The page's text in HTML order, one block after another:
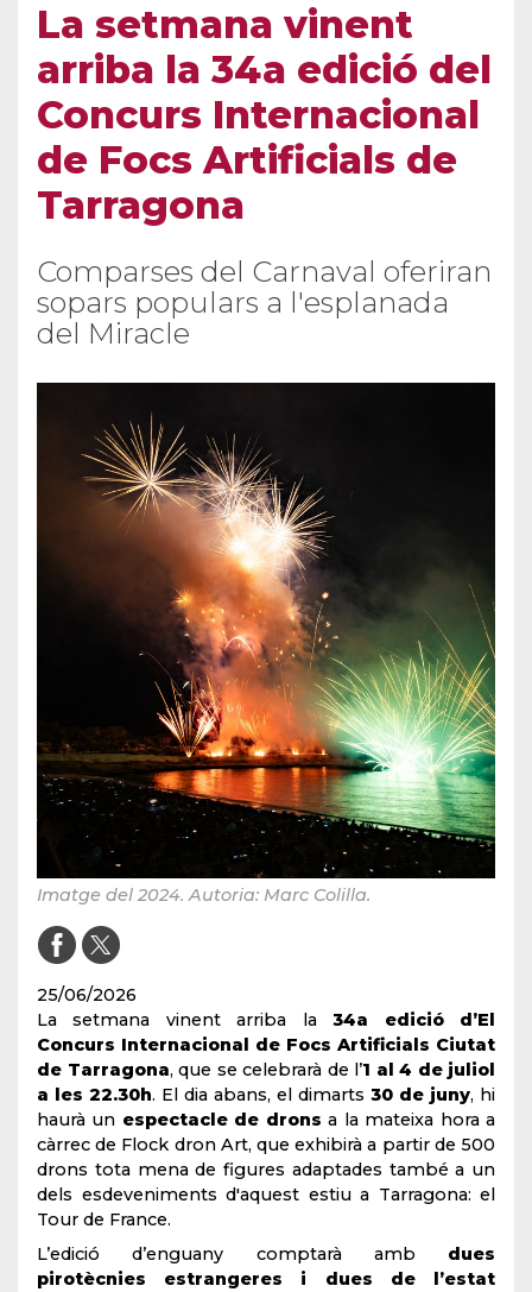
La setmana vinent
arriba la 34a edició del
Concurs Internacional
de Focs Artificials de
Tarragona
Comparses del Carnaval oferiran
sopars populars a l'esplanada
del Miracle
Imatge del 2024. Autoria: Marc Colilla.
25/06/2026
La setmana vinent arriba la34a edició d’El
Concurs Internacional de Focs Artificials Ciutat
de Tarragona, que se celebrarà de l’1 al 4 de juliol
a les 22.30h. El dia abans, el dimarts 30 de juny, hi
haurà un espectacle de drons a la mateixa hora a
càrrec de Flock dron Art, que exhibirà a partir de 500
drons tota mena de figures adaptades també a un
dels esdeveniments d'aquest estiu a Tarragona: el
Tour de France.
L’edició d’enguany comptarà amb dues
pirotècnies estrangeres i dues de l’estat